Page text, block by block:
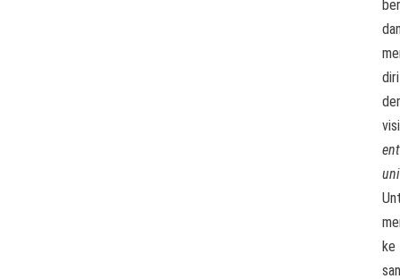
diri
visi
ke